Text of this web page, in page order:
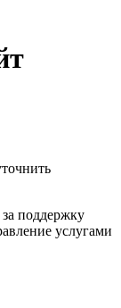
поддержку
услугами